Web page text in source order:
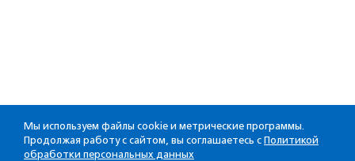
Мы используем файлы cookie и метрические программы.
Продолжая работу с сайтом, вы соглашаетесь с Политикой
обработки персональных данных